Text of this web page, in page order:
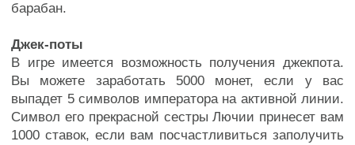
барабан.
Джек-поты
В игре имеется возможность получения джекпота.
Вы можете заработать 5000 монет, если у вас
выпадет 5 символов императора на активной линии.
Символ его прекрасной сестры Лючии принесет вам
1000 ставок, если вам посчастливиться заполучить